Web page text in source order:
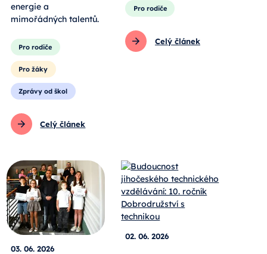
energie a
mimořádných talentů.
Pro rodiče
Pro žáky
Zprávy od škol
Celý článek
Pro rodiče
Celý článek
03. 06. 2026
02. 06. 2026